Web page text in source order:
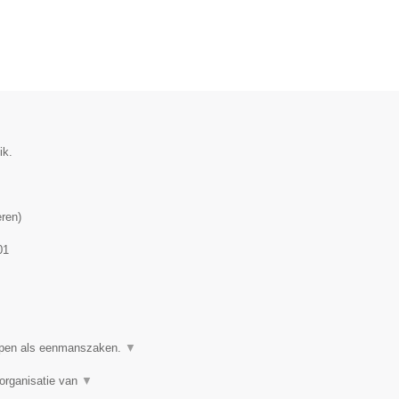
)
als eenmanszaken. ▼
van ▼